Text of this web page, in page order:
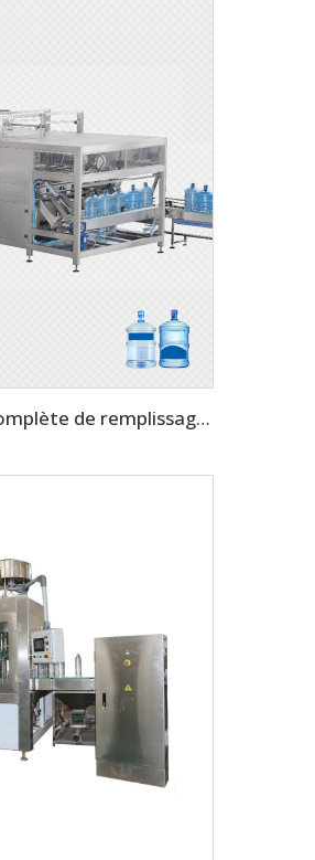
ligne de production complète de remplissage d'eau 5 gallons 20L 100-150 BPH avec fût PET